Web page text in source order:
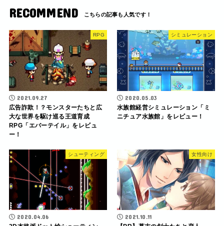
RECOMMEND
RPG
2021.09.27
広告詐欺！？モンスターたちと広
大な世界を駆け巡る王道育成
RPG「エバーテイル」をレビュ
ー！
シミュレーション
2020.05.03
水族館経営シミュレーション「ミ
ニチュア水族館」をレビュー！
シューティング
2020.04.06
女性向け
2021.10.11